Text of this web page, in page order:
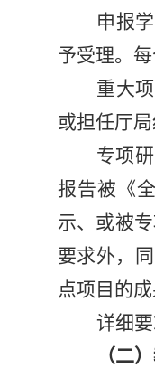
申报
予受理。
重大
或担任厅
专项
报告被《
示、或被
要求外，
点项目的
详细
（二）